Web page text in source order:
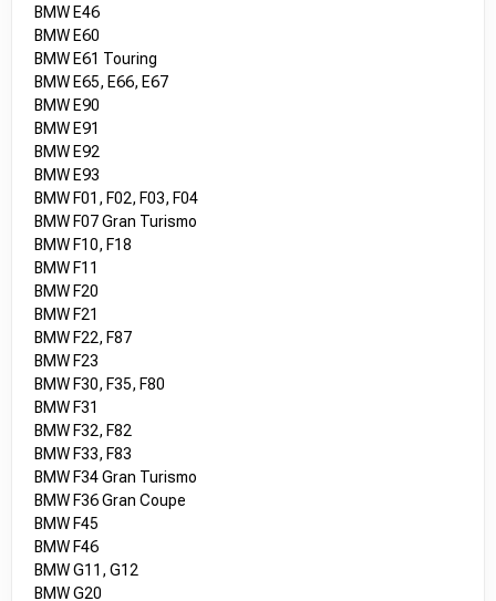
BMW E46
BMW E60
BMW E61 Touring
BMW E65, E66, E67
BMW E90
BMW E91
BMW E92
BMW E93
BMW F01, F02, F03, F04
BMW F07 Gran Turismo
BMW F10, F18
BMW F11
BMW F20
BMW F21
BMW F22, F87
BMW F23
BMW F30, F35, F80
BMW F31
BMW F32, F82
BMW F33, F83
BMW F34 Gran Turismo
BMW F36 Gran Coupe
BMW F45
BMW F46
BMW G11, G12
BMW G20